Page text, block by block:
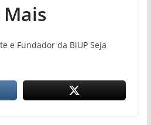
Mais
e Fundador da BiUP Seja